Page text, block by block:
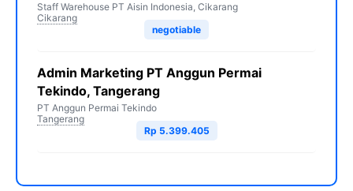
Staff Warehouse PT Aisin Indonesia, Cikarang
Cikarang
negotiable
Admin Marketing PT Anggun Permai
Tekindo, Tangerang
PT Anggun Permai Tekindo
Tangerang
Rp 5.399.405